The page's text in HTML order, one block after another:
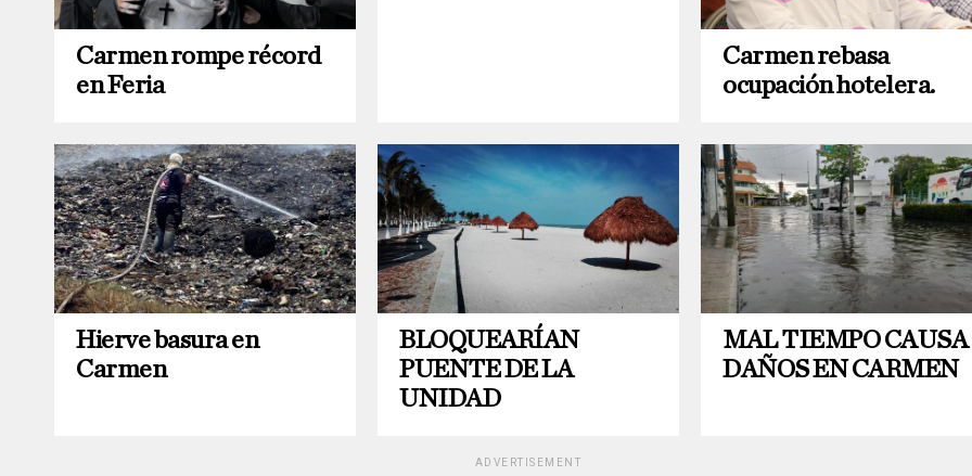
Carmen rompe récord
en Feria
Carmen rebasa
ocupación hotelera.
Hierve basura en
Carmen
BLOQUEARÍAN
PUENTE DE LA
UNIDAD
MAL TIEMPO CAUSA
DAÑOS EN CARMEN
ADVERTISEMENT